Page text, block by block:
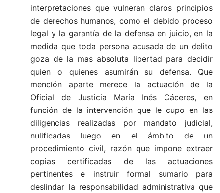
interpretaciones que vulneran claros principios
de derechos humanos, como el debido proceso
legal y la garantía de la defensa en juicio, en la
medida que toda persona acusada de un delito
goza de la mas absoluta libertad para decidir
quien o quienes asumirán su defensa. Que
mención aparte merece la actuación de la
Oficial de Justicia María Inés Cáceres, en
función de la intervención que le cupo en las
diligencias realizadas por mandato judicial,
nulificadas luego en el ámbito de un
procedimiento civil, razón que impone extraer
copias certificadas de las actuaciones
pertinentes e instruir formal sumario para
deslindar la responsabilidad administrativa que